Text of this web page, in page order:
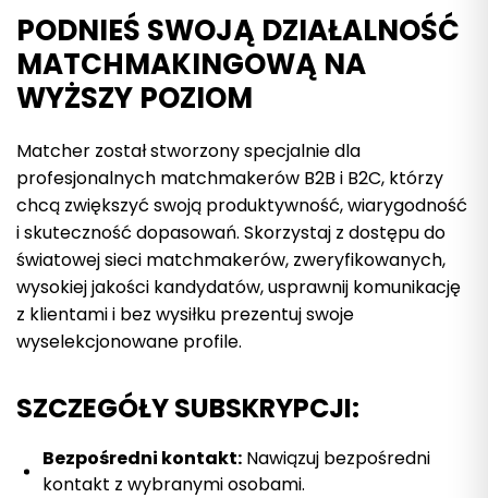
PODNIEŚ SWOJĄ DZIAŁALNOŚĆ
MATCHMAKINGOWĄ NA
WYŻSZY POZIOM
Matcher został stworzony specjalnie dla
profesjonalnych matchmakerów B2B i B2C, którzy
chcą zwiększyć swoją produktywność, wiarygodność
i skuteczność dopasowań. Skorzystaj z dostępu do
światowej sieci matchmakerów, zweryfikowanych,
wysokiej jakości kandydatów, usprawnij komunikację
z klientami i bez wysiłku prezentuj swoje
wyselekcjonowane profile.
SZCZEGÓŁY SUBSKRYPCJI:
Bezpośredni kontakt: Nawiązuj bezpośredni
kontakt z wybranymi osobami.